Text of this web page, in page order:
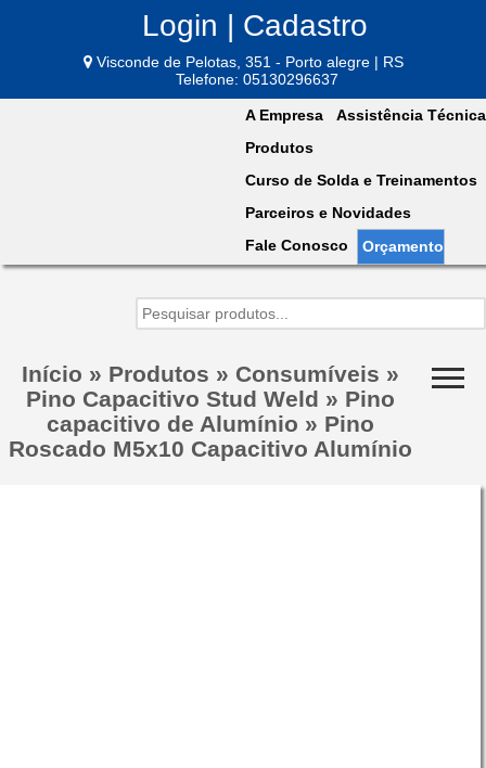
Login | Cadastro
Visconde de Pelotas, 351 - Porto alegre | RS
Telefone: 05130296637
A Empresa
Assistência Técnica
Produtos
Curso de Solda e Treinamentos
Parceiros e Novidades
Fale Conosco
Orçamento
Início » Produtos » Consumíveis »
Pino Capacitivo Stud Weld » Pino
capacitivo de Alumínio » Pino
Roscado M5x10 Capacitivo Alumínio